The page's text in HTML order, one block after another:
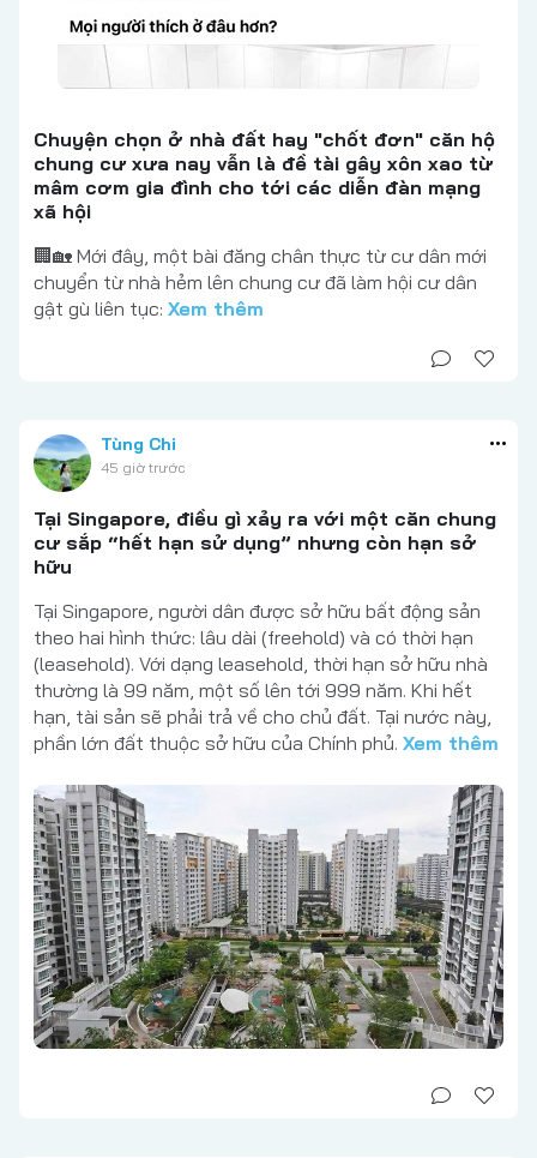
Chuyện chọn ở nhà đất hay "chốt đơn" căn hộ
chung cư xưa nay vẫn là đề tài gây xôn xao từ
mâm cơm gia đình cho tới các diễn đàn mạng
xã hội
🏢🏡 Mới đây, một bài đăng chân thực từ cư dân mới
chuyển từ nhà hẻm lên chung cư đã làm hội cư dân
gật gù liên tục: Xem thêm
Tùng Chi
45 giờ trước
Tại Singapore, điều gì xảy ra với một căn chung
cư sắp “hết hạn sử dụng” nhưng còn hạn sở
hữu
Tại Singapore, người dân được sở hữu bất động sản
theo hai hình thức: lâu dài (freehold) và có thời hạn
(leasehold). Với dạng leasehold, thời hạn sở hữu nhà
thường là 99 năm, một số lên tới 999 năm. Khi hết
hạn, tài sản sẽ phải trả về cho chủ đất. Tại nước này,
phần lớn đất thuộc sở hữu của Chính phủ. Xem thêm